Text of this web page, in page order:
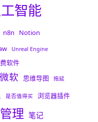
智能
n8n
Notion
Unreal Engine
软件
微软 思维导图 拖延
是否值得买 浏览器插件
理 笔记